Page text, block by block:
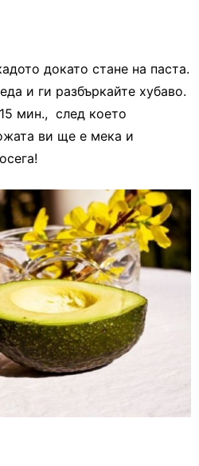
докато стане на паста.
и ги разбъркайте хубаво.
мин., след което
ви ще е мека и